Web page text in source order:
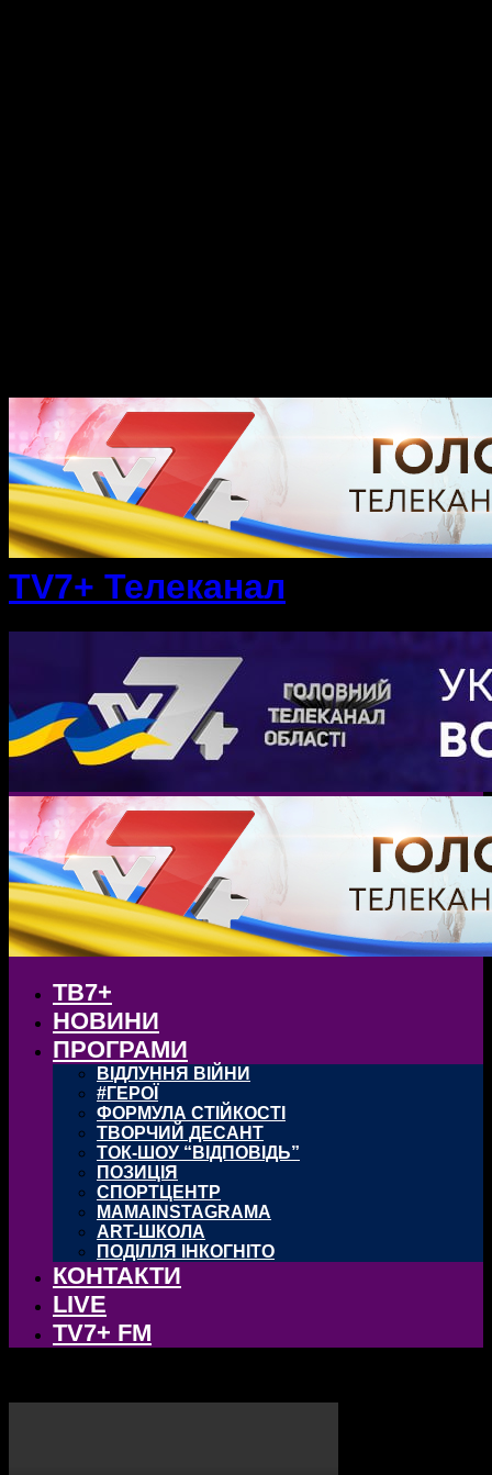
TV7+ Телеканал
ТВ7+
НОВИНИ
ПРОГРАМИ
ВІДЛУННЯ ВІЙНИ
#ГЕРОЇ
ФОРМУЛА СТІЙКОСТІ
ТВОРЧИЙ ДЕСАНТ
ТОК-ШОУ “ВІДПОВІДЬ”
ПОЗИЦІЯ
СПОРТЦЕНТР
MAMAINSTAGRAMA
ART-ШКОЛА
ПОДІЛЛЯ ІНКОГНІТО
КОНТАКТИ
LIVE
TV7+ FM